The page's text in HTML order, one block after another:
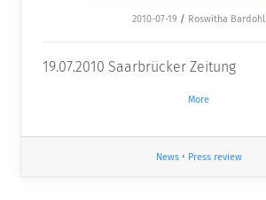
2010-07-19 / Roswitha Bardohl
19.07.2010 Saarbrücker Zeitung
More
News• Press review